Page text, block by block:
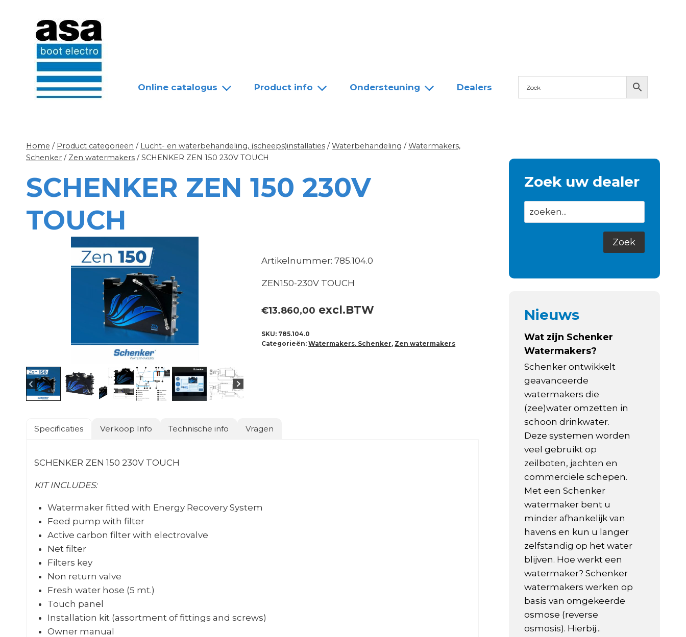
Online catalogus Product info Ondersteuning Dealers
Home / Product categorieën / Lucht- en waterbehandeling, (scheeps)installaties / Waterbehandeling / Watermakers,
Schenker / Zen watermakers / SCHENKER ZEN 150 230V TOUCH
SCHENKER ZEN 150 230V
TOUCH
Artikelnummer: 785.104.0
ZEN150-230V TOUCH
€13.860,00 excl.BTW
SKU: 785.104.0
Categorieën:Watermakers, Schenker, Zen watermakers
Specificaties Verkoop Info Technische info Vragen
SCHENKER ZEN 150 230V TOUCH
KIT INCLUDES:
Watermaker fitted with Energy Recovery System
Feed pump with filter
Active carbon filter with electrovalve
Net filter
Filters key
Non return valve
Fresh water hose (5 mt.)
Touch panel
Installation kit (assortment of fittings and screws)
Owner manual
Zoek uw dealer
Nieuws
Wat zijn Schenker
Watermakers?
Schenker ontwikkelt
geavanceerde
watermakers die
(zee)water omzetten in
schoon drinkwater.
Deze systemen worden
veel gebruikt op
zeilboten, jachten en
commerciële schepen.
Met een Schenker
watermaker bent u
minder afhankelijk van
havens en kun u langer
zelfstandig op het water
blijven. Hoe werkt een
watermaker? Schenker
watermakers werken op
basis van omgekeerde
osmose (reverse
osmosis). Hierbij...